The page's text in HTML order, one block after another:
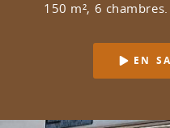
150 m², 6
EN